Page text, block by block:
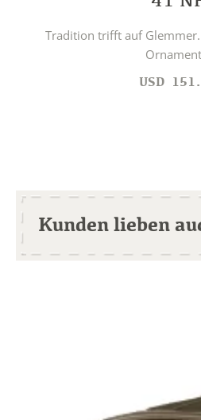
Tradition trifft auf
USD
Kunden lieben